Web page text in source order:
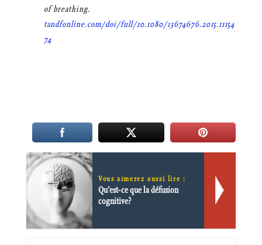
of breathing.
tandfonline.com/doi/full/10.1080/13674676.2015.11154
74
Vous aimerez aussi lire :
Qu’est-ce que la défusion
cognitive?